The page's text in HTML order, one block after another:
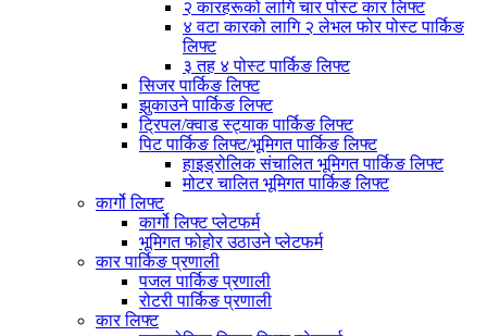
२ कारहरूको लागि चार पोस्ट कार लिफ्ट
४ वटा कारको लागि २ लेभल फोर पोस्ट पार्किङ
लिफ्ट
३ तह ४ पोस्ट पार्किङ लिफ्ट
सिजर पार्किङ लिफ्ट
झुकाउने पार्किङ लिफ्ट
ट्रिपल/क्वाड स्ट्याक पार्किङ लिफ्ट
पिट पार्किङ लिफ्ट/भूमिगत पार्किङ लिफ्ट
हाइड्रोलिक संचालित भूमिगत पार्किङ लिफ्ट
मोटर चालित भूमिगत पार्किङ लिफ्ट
कार्गो लिफ्ट
कार्गो लिफ्ट प्लेटफर्म
भूमिगत फोहोर उठाउने प्लेटफर्म
कार पार्किङ प्रणाली
पजल पार्किङ प्रणाली
रोटरी पार्किङ प्रणाली
कार लिफ्ट